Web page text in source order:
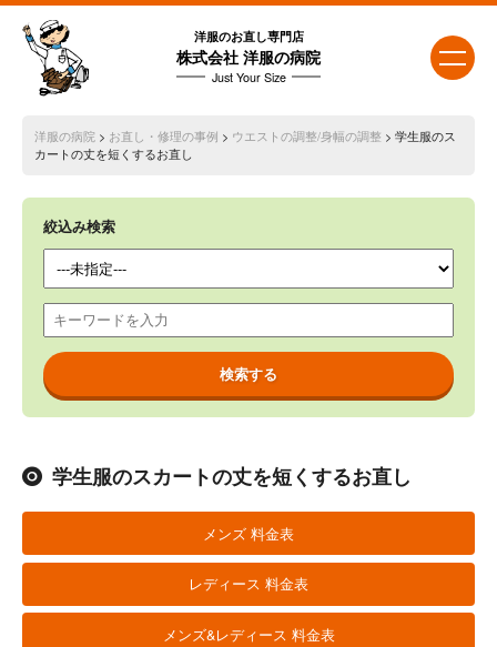
洋服のお直し専門店
株式会社 洋服の病院
Just Your Size
洋服の病院 > お直し・修理の事例 > ウエストの調整/身幅の調整 > 学生服のス
カートの丈を短くするお直し
絞込み検索
学生服のスカートの丈を短くするお直し
メンズ 料金表
レディース 料金表
メンズ&レディース 料金表